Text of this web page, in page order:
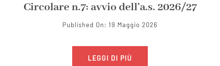
Circolare n.7: avvio dell’a.s. 2026/27
Published On: 19 Maggio 2026
LEGGI DI PIÙ